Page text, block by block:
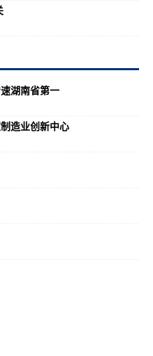
湖南省第一
造业创新中心